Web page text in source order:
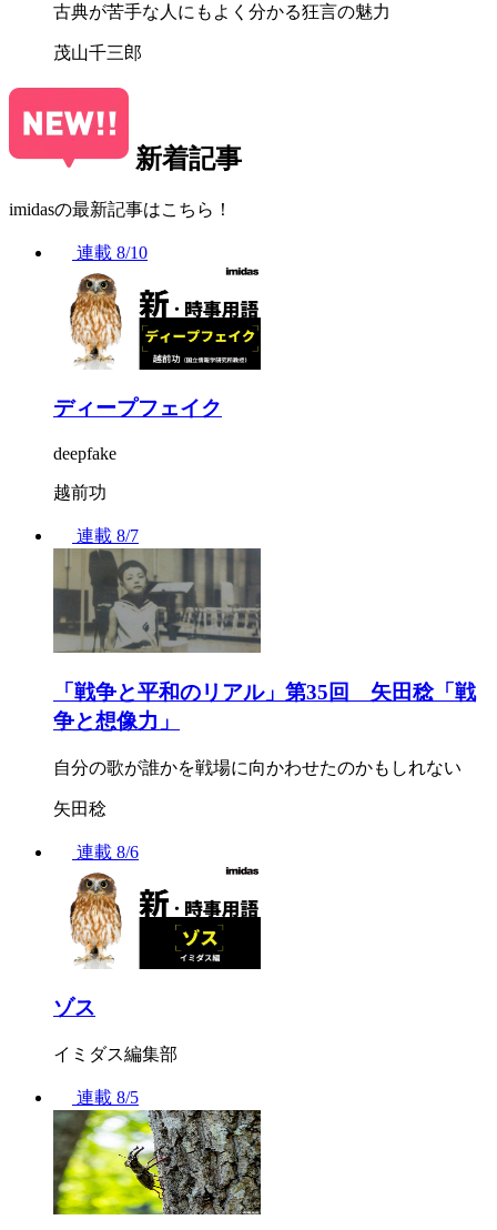
古典が苦手な人にもよく分かる狂言の魅力
茂山千三郎
新着記事
imidasの最新記事はこちら！
連載 8/10
ディープフェイク
deepfake
越前功
連載 8/7
「戦争と平和のリアル」第35回 矢田稔「戦
争と想像力」
自分の歌が誰かを戦場に向かわせたのかもしれない
矢田稔
連載 8/6
ゾス
イミダス編集部
連載 8/5